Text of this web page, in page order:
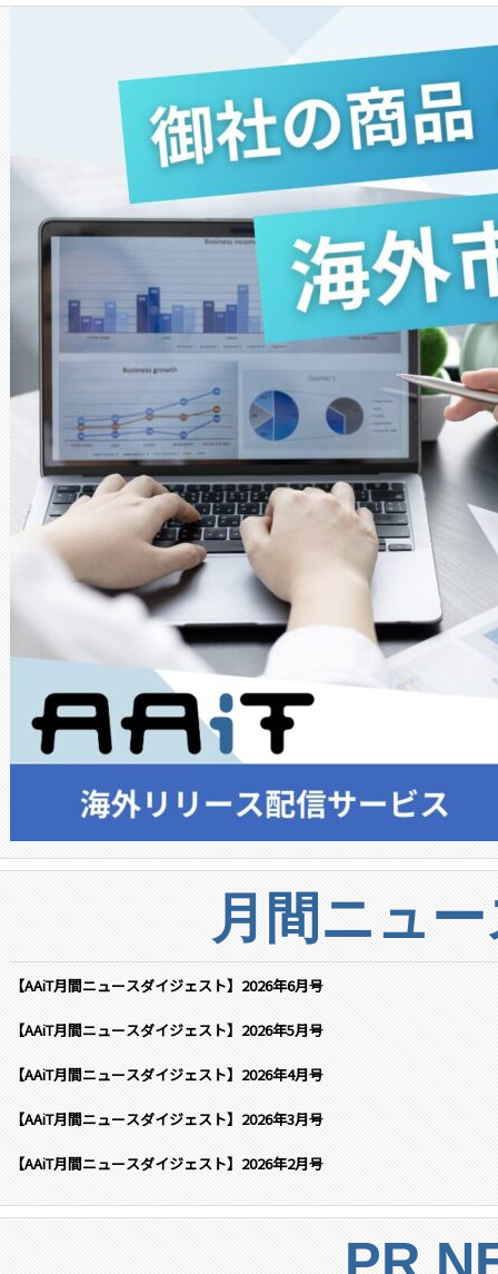
月間ニュ
【AAiT月間ニュースダイジェスト】2026年6月号
【AAiT月間ニュースダイジェスト】2026年5月号
【AAiT月間ニュースダイジェスト】2026年4月号
【AAiT月間ニュースダイジェスト】2026年3月号
【AAiT月間ニュースダイジェスト】2026年2月号
PR